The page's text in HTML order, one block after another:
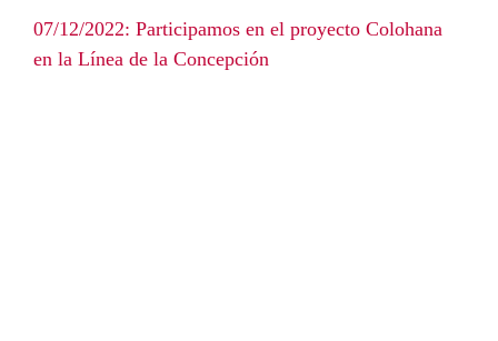
07/12/2022: Participamos en el proyecto Colohana
en la Línea de la Concepción